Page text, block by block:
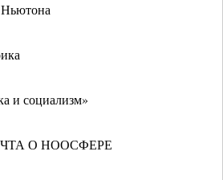
и социализм»
О НООСФЕРЕ